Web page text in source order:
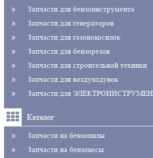
Запчасти для бензоинструмента
Запчасти для генераторов
Запчасти для газонокосилок
Запчасти для бензорезов
Запчасти для строительной техники
Запчасти для воздуходувок
Запчасти для
Каталог
Запчасти на бензопилы
Запчасти на бензокосы